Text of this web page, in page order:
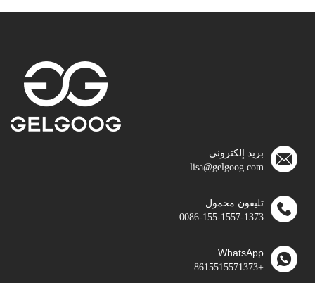
بريد إلكتروني
lisa@gelgoog.com
تليفون محمول
0086-155-1557-1373
WhatsApp
+8615515571373